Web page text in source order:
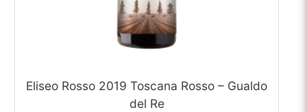
Eliseo Rosso 2019 Toscana Rosso – Gualdo
del Re